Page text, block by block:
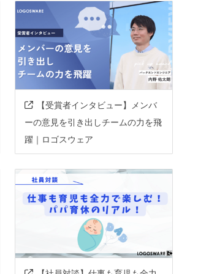
ci sentry
glitchtip
goqu
sqlc
tailwind-css
storybook
【受賞者インタビュー】メンバ
ーの意見を引き出しチームの力を飛
躍｜ロゴスウェア